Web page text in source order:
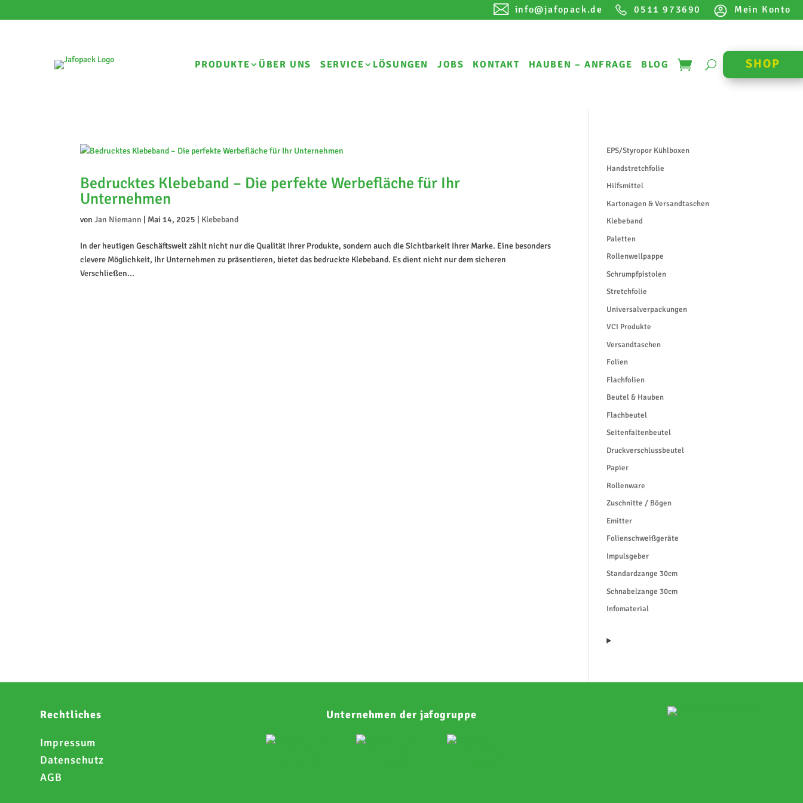
Mein Konto
0511 973690
info@jafopack.de
PRODUKTE ÜBER UNS SERVICE LÖSUNGEN JOBS KONTAKT HAUBEN – ANFRAGE BLOG SHOP
Bedrucktes Klebeband – Die perfekte Werbefläche für Ihr
Unternehmen
vonJan Niemann Mai 14, 2025 Klebeband
In der heutigen Geschäftswelt zählt nicht nur die Qualität Ihrer Produkte, sondern auch die Sichtbarkeit Ihrer Marke. Eine besonders
clevere Möglichkeit, Ihr Unternehmen zu präsentieren, bietet das bedruckte Klebeband. Es dient nicht nur dem sicheren
Verschließen...
EPS/Styropor Kühlboxen
Handstretchfolie
Hilfsmittel
Kartonagen & Versandtaschen
Klebeband
Paletten
Rollenwellpappe
Schrumpfpistolen
Stretchfolie
Universalverpackungen
VCI Produkte
Versandtaschen
Folien
Flachfolien
Beutel & Hauben
Flachbeutel
Seitenfaltenbeutel
Druckverschlussbeutel
Papier
Rollenware
Zuschnitte / Bögen
Emitter
Folienschweißgeräte
Impulsgeber
Standardzange 30cm
Schnabelzange 30cm
Infomaterial
Rechtliches
Impressum
Datenschutz
AGB
Unternehmen der jafogruppe